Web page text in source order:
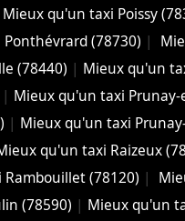
Mieux qu'un taxi Poissy
(78730) |
(78440) | Mieux qu'un
| Mieux qu'un taxi Prunay-
| Mieux qu'un taxi
qu'un taxi Raizeux
(78120) |
(78590) | Mieux qu'un